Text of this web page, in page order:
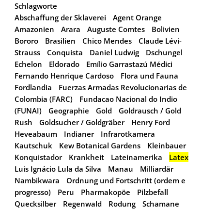
Schlagworte
Abschaffung der Sklaverei
Agent Orange
Amazonien
Arara Auguste Comtes
Bolivien
Bororo
Brasilien Chico Mendes
Claude Lévi-
Strauss
Conquista Daniel Ludwig
Dschungel
Echelon
Eldorado
Emílio Garrastazú Médici
Fernando Henrique Cardoso
Flora und Fauna
Fordlandia
Fuerzas Armadas Revolucionarias de
Colombia (FARC)
Fundacao Nacional do Indio
(FUNAI)
Geographie Gold
Goldrausch / Gold
Rush
Goldsucher / Goldgräber
Henry Ford
Heveabaum
Indianer
Infrarotkamera
Kautschuk
Kew Botanical Gardens
Kleinbauer
Konquistador
Krankheit Lateinamerika
Latex
Luis Ignácio Lula da Silva
Manau
Milliardär
Nambikwara
Ordnung und Fortschritt (ordem e
progresso)
Peru Pharmakopöe
Pilzbefall
Quecksilber
Regenwald Rodung
Schamane